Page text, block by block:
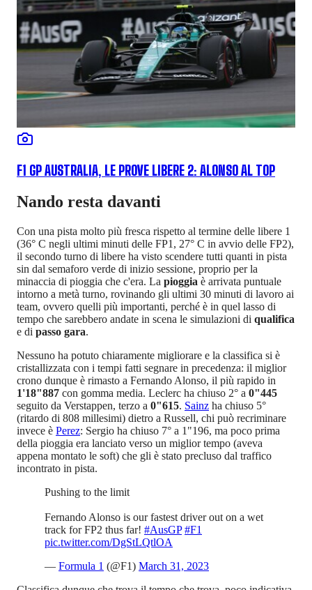
F1 GP AUSTRALIA, LE PROVE LIBERE 2: ALONSO AL TOP
Nando resta davanti
Con una pista molto più fresca rispetto al termine delle libere 1
(36° C negli ultimi minuti delle FP1, 27° C in avvio delle FP2),
il secondo turno di libere ha visto scendere tutti quanti in pista
sin dal semaforo verde di inizio sessione, proprio per la
minaccia di pioggia che c'era. La pioggia è arrivata puntuale
intorno a metà turno, rovinando gli ultimi 30 minuti di lavoro ai
team, ovvero quelli più importanti, perché è in quel lasso di
tempo che sarebbero andate in scena le simulazioni di qualifica
e di passo gara.
Nessuno ha potuto chiaramente migliorare e la classifica si è
cristallizzata con i tempi fatti segnare in precedenza: il miglior
crono dunque è rimasto a Fernando Alonso, il più rapido in
1'18"887 con gomma media. Leclerc ha chiuso 2° a 0"445
seguito da Verstappen, terzo a 0"615. Sainz ha chiuso 5°
(ritardo di 808 millesimi) dietro a Russell, chi può recriminare
invece è Perez: Sergio ha chiuso 7° a 1"196, ma poco prima
della pioggia era lanciato verso un miglior tempo (aveva
appena montato le soft) che gli è stato precluso dal traffico
incontrato in pista.
Pushing to the limit
Fernando Alonso is our fastest driver out on a wet
track for FP2 thus far! #AusGP #F1
pic.twitter.com/DgStLQtlOA
— Formula 1 (@F1) March 31, 2023